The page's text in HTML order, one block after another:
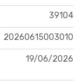
39104
20260615003010
19/06/2026